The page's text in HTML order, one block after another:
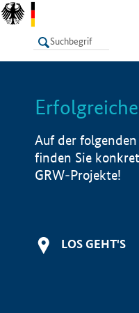
LISTE
Auf der
finden Sie
GRW-Projekte!
LOS GEHT'S